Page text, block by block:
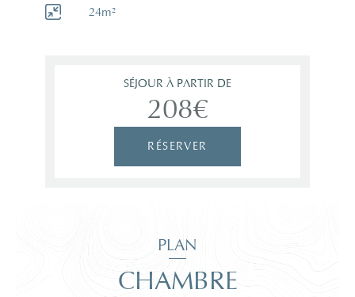
24m²
SÉJOUR À PARTIR DE
208€
RÉSERVER
PLAN
CHAMBRE